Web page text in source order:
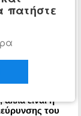
Τσίπρας:
ακρίβειας
«Δεν λύνεις
αν δεν
την αιτία
αλλά είναι η
του
πατήστε